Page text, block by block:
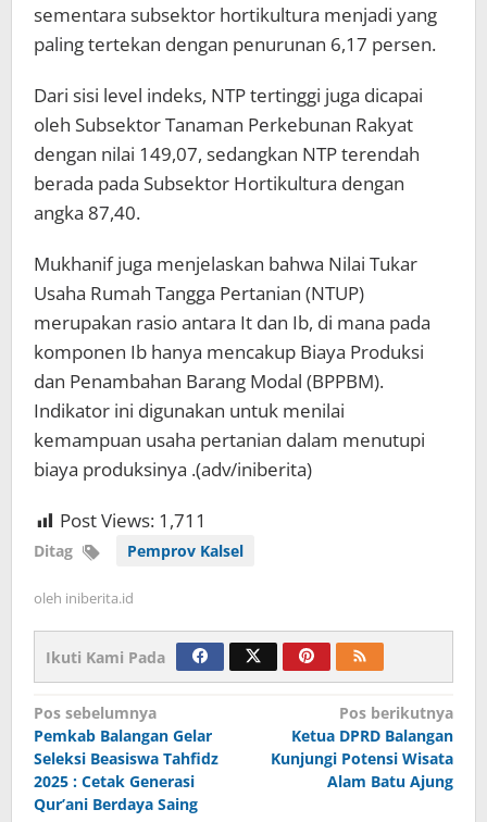
sementara subsektor hortikultura menjadi yang
paling tertekan dengan penurunan 6,17 persen.
Dari sisi level indeks, NTP tertinggi juga dicapai
oleh Subsektor Tanaman Perkebunan Rakyat
dengan nilai 149,07, sedangkan NTP terendah
berada pada Subsektor Hortikultura dengan
angka 87,40.
Mukhanif juga menjelaskan bahwa Nilai Tukar
Usaha Rumah Tangga Pertanian (NTUP)
merupakan rasio antara It dan Ib, di mana pada
komponen Ib hanya mencakup Biaya Produksi
dan Penambahan Barang Modal (BPPBM).
Indikator ini digunakan untuk menilai
kemampuan usaha pertanian dalam menutupi
biaya produksinya .(adv/iniberita)
Post Views: 1,711
Ditag Pemprov Kalsel
oleh iniberita.id
Ikuti Kami Pada
Navigasi
pos
Pos sebelumnya
Pemkab Balangan Gelar
Seleksi Beasiswa Tahfidz
2025 : Cetak Generasi
Qur’ani Berdaya Saing
Pos berikutnya
Ketua DPRD Balangan
Kunjungi Potensi Wisata
Alam Batu Ajung